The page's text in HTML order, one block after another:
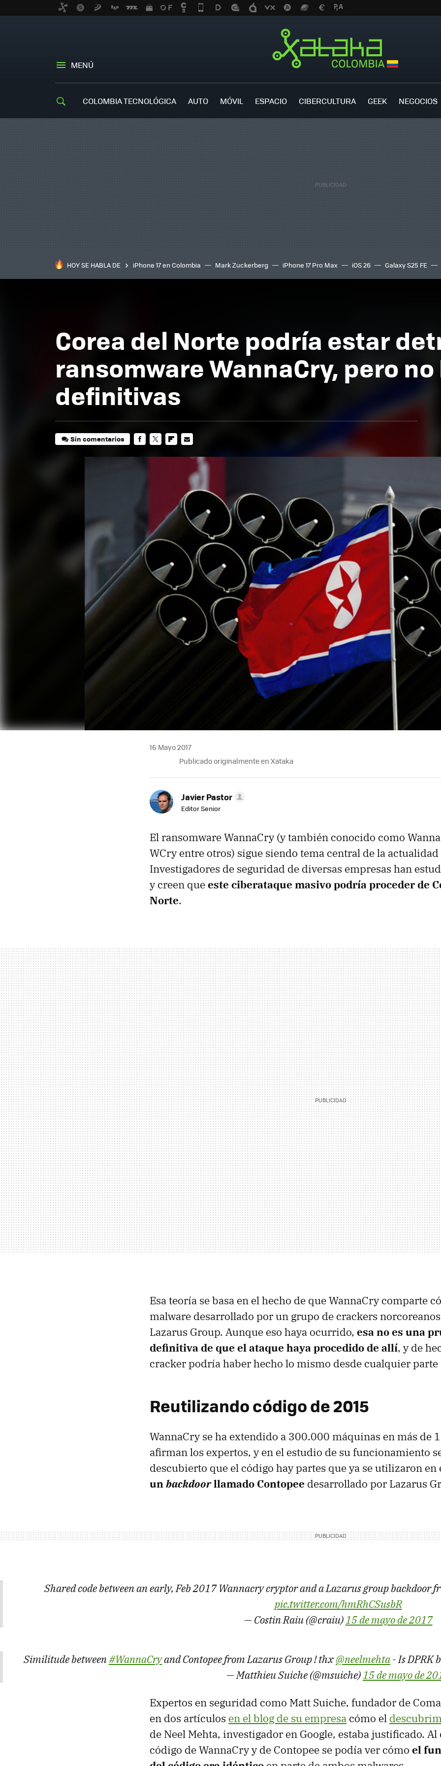
MENÚ
COLOMBIA TECNOLÓGICA AUTO MÓVIL ESPACIO CIBERCULTURA GEEK NEGOCIOS
HOY SE HABLA DE iPhone 17 en Colombia Mark Zuckerberg iPhone 17 Pro Max iOS 26 Galaxy S25 FE
inteligente
IA TCL C8K
Corea del Norte podría estar
ransomware WannaCry, pero
definitivas
Sin comentarios
MAIL
16 Mayo 2017
Publicado originalmente en Xataka
Javier Pastor
Editor Senior
El ransomware WannaCry (y también conocido como
WCry entre otros) sigue siendo tema central de la
Investigadores de seguridad de diversas empresas han
y creen queeste ciberataque masivo podría proceder de
Norte.
Esa teoría se basa en el hecho de que WannaCry comparte
malware desarrollado por un grupo de crackers
Lazarus Group. Aunque eso haya ocurrido, esa no es una
definitiva de que el ataque haya procedido de allí, y de
cracker podría haber hecho lo mismo desde cualquier parte
Reutilizando código de 2015
WannaCry se ha extendido a 300.000 máquinas en más de
afirman los expertos, y en el estudio de su funcionamiento
descubierto que el código hay partes que ya se utilizaron en
unbackdoorllamado Contopee desarrollado por Lazarus
Shared code between an early, Feb 2017 Wannacry cryptor and a Lazarus group backdoor
pic.twitter.com/hmRhCSusbR
— Costin Raiu (@craiu)15 de mayo de 2017
Similitude between#WannaCryand Contopee from Lazarus Group ! thx@neelmehta- Is DPRK
— Matthieu Suiche (@msuiche)15 de mayo de
Expertos en seguridad como Matt Suiche, fundador de
en dos artículos en el blog de su empresa cómo el
de Neel Mehta, investigador en Google, estaba justificado.
código de WannaCry y de Contopee se podía ver cómo el